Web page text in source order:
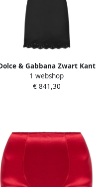
& Gabbana Zwart Kant
Zijden Mouwloos Ondergoed
Black Dames
1 webshop
€ 841,30